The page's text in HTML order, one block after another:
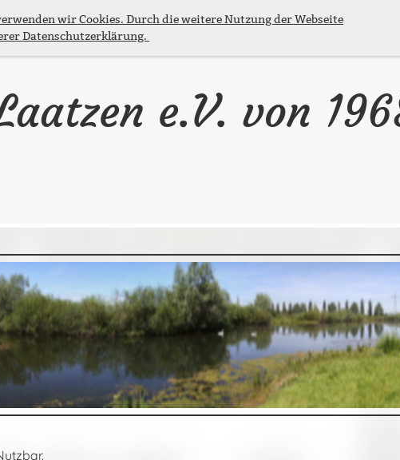
wir Cookies. Durch die weitere Nutzung der Webseite
Datenschutzerklärung.
e.V. von